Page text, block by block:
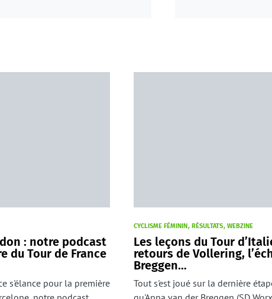
: notre podcast
du Tour de France
s'élance pour la première
CYCLISME FÉMININ RÉSULTATS WEBZINE
Les leçons du Tour
retours de Vollering,
Breggen…
Tout s'est joué sur la dernière